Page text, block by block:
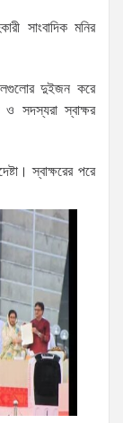
সাংবাদিক মনির
দুইজন করে
সদস্যরা স্বাক্ষর
স্বাক্ষরের পরে